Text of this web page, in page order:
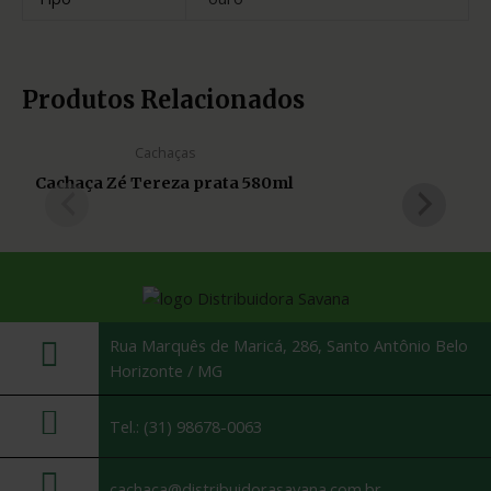
Produtos Relacionados
Cachaças
Cachaça Zé Tereza prata 580ml
Rua Marquês de Maricá, 286, Santo Antônio Belo
Horizonte / MG
Tel.: (31) 98678-0063